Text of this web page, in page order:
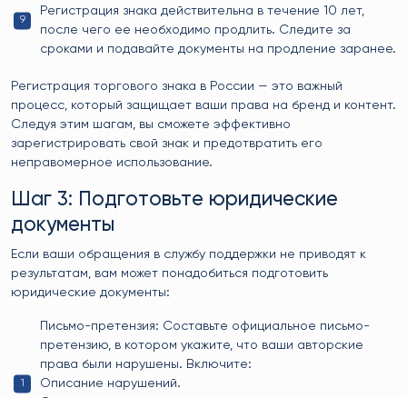
Регистрация знака действительна в течение 10 лет,
после чего ее необходимо продлить. Следите за
сроками и подавайте документы на продление заранее.
Регистрация торгового знака в России — это важный
процесс, который защищает ваши права на бренд и контент.
Следуя этим шагам, вы сможете эффективно
зарегистрировать свой знак и предотвратить его
неправомерное использование.
Шаг 3: Подготовьте юридические
документы
Если ваши обращения в службу поддержки не приводят к
результатам, вам может понадобиться подготовить
юридические документы:
Письмо-претензия: Составьте официальное письмо-
претензию, в котором укажите, что ваши авторские
права были нарушены. Включите:
Описание нарушений.